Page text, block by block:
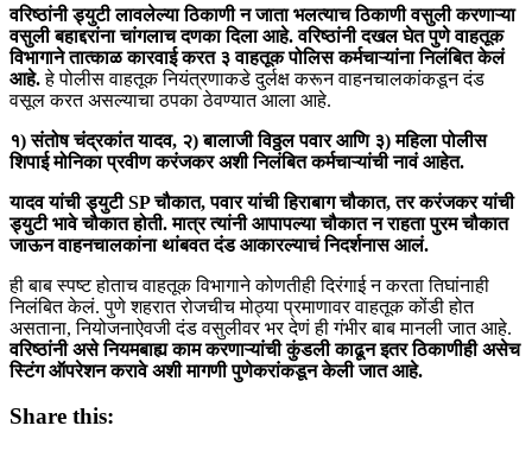
वरिष्ठांनी ड्युटी लावलेल्या ठिकाणी न जाता भलत्याच ठिकाणी वसुली करणाऱ्या
वसुली बहाद्दरांना चांगलाच दणका दिला आहे. वरिष्ठांनी दखल घेत पुणे वाहतूक
विभागाने तात्काळ कारवाई करत ३ वाहतूक पोलिस कर्मचाऱ्यांना निलंबित केलं
आहे.हे पोलीस वाहतूक नियंत्रणाकडे दुर्लक्ष करून वाहनचालकांकडून दंड
वसूल करत असल्याचा ठपका ठेवण्यात आला आहे.
१) संतोष चंद्रकांत यादव, २) बालाजी विठ्ठल पवार आणि ३) महिला पोलीस
शिपाई मोनिका प्रवीण करंजकर अशी निलंबित कर्मचाऱ्यांची नावं आहेत.
यादव यांची ड्युटी SP चौकात, पवार यांची हिराबाग चौकात, तर करंजकर यांची
ड्युटी भावे चौकात होती. मात्र त्यांनी आपापल्या चौकात न राहता पुरम चौकात
जाऊन वाहनचालकांना थांबवत दंड आकारल्याचं निदर्शनास आलं.
ही बाब स्पष्ट होताच वाहतूक विभागाने कोणतीही दिरंगाई न करता तिघांनाही
निलंबित केलं. पुणे शहरात रोजचीच मोठ्या प्रमाणावर वाहतूक कोंडी होत
असताना, नियोजनाऐवजी दंड वसुलीवर भर देणं ही गंभीर बाब मानली जात आहे.
वरिष्ठांनी असे नियमबाह्य काम करणाऱ्यांची कुंडली काढून इतर ठिकाणीही असेच
स्टिंग ऑपरेशन करावे अशी मागणी पुणेकरांकडून केली जात आहे.
Share this: